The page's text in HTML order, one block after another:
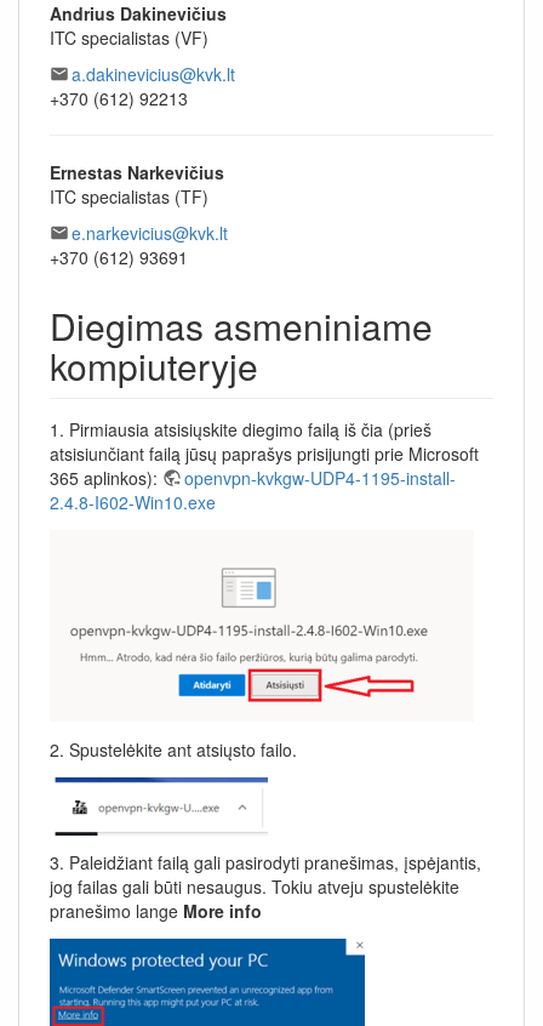
Andrius Dakinevičius
ITC specialistas (VF)
a.dakinevicius@kvk.lt
+370 (612) 92213
Ernestas Narkevičius
ITC specialistas (TF)
e.narkevicius@kvk.lt
+370 (612) 93691
Diegimas asmeniniame
kompiuteryje
1. Pirmiausia atsisiųskite diegimo failą iš čia (prieš
atsisiunčiant failą jūsų paprašys prisijungti prie Microsoft
365 aplinkos):
openvpn-kvkgw-UDP4-1195-install-
2.4.8-I602-Win10.exe
2. Spustelėkite ant atsiųsto failo.
3. Paleidžiant failą gali pasirodyti pranešimas, įspėjantis,
jog failas gali būti nesaugus. Tokiu atveju spustelėkite
pranešimo lange More info